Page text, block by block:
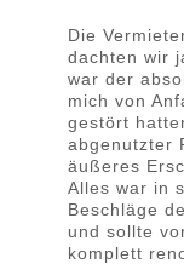
Die
dachten wir
war der
mich von
gestört
abgenutzter
äußeres
Alles war in
Beschläge
und sollte
komplett